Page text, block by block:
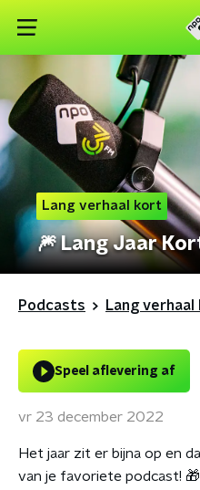
Lang verhaal kort
🎆 Lang Jaar
Podcasts Lang
Speel aflevering af
vr 23 december 2022
Het jaar zit er bijna op en
van je favoriete podcast! 🎁